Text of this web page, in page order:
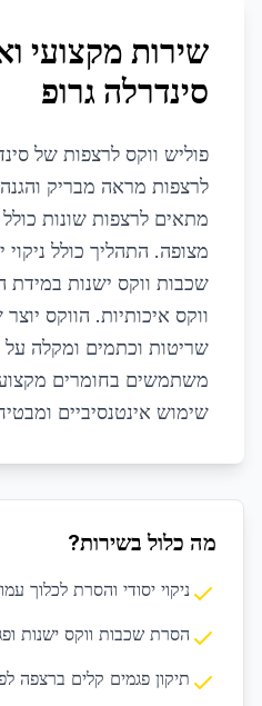
שירות מקצועי
סינדרלה גרופ
פוליש ווקס לרצפות של
לרצפות מראה מבריק
מצופה. התהליך כולל
שכבות ווקס ישנות במידת
ווקס איכותיות. הווקס
שריטות וכתמים ומקלה על
משתמשים בחומרים
שימוש אינטנסיביים
מה כלול בשירות?
ניקוי יסודי והסרת לכלוך
הסרת שכבות ווקס ישנות
תיקון פגמים קלים ברצפה